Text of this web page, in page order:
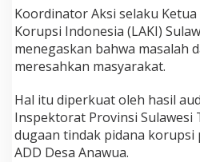
e
e
w
e
g
k
a
n
Koordinator Aksi selaku
Korupsi Indonesia (LAKI)
menegaskan bahwa masalah
meresahkan masyarakat.
Hal itu diperkuat oleh hasil
Inspektorat Provinsi Sulawesi
dugaan tindak pidana korupsi
ADD Desa Anawua.